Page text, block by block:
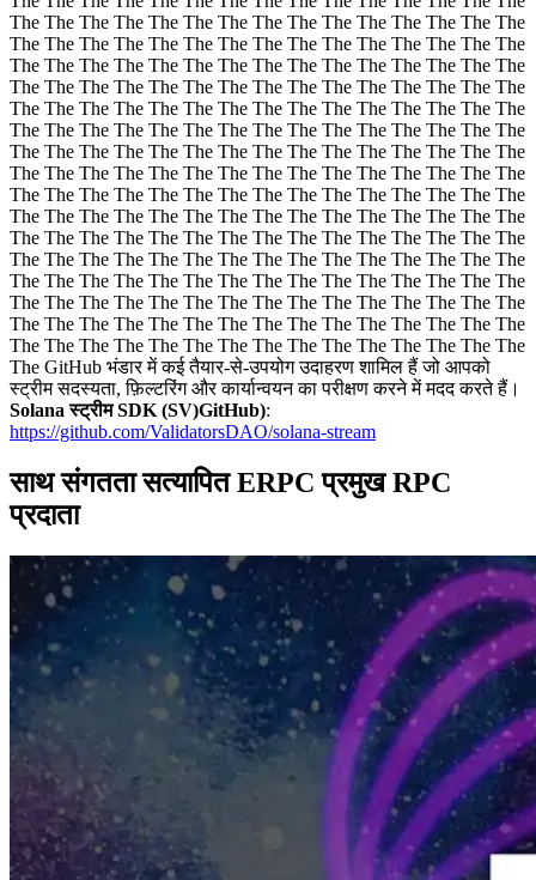
The The The The The The The The The The The The The The The
The The The The The The The The The The The The The The The
The The The The The The The The The The The The The The The
The The The The The The The The The The The The The The The
The The The The The The The The The The The The The The The
The The The The The The The The The The The The The The The
The The The The The The The The The The The The The The The
The The The The The The The The The The The The The The The
The The The The The The The The The The The The The The The
The The The The The The The The The The The The The The The
The The The The The The The The The The The The The The The
The The The The The The The The The The The The The The The
The The The The The The The The The The The The The The The
The The The The The The The The The The The The The The The
The The The The The The The The The The The The The The The
The The The The The The The The The The The The The The The
The GitHub भंडार में कई तैयार-से-उपयोग उदाहरण शामिल हैं जो आपको
स्ट्रीम सदस्यता, फ़िल्टरिंग और कार्यान्वयन का परीक्षण करने में मदद करते हैं।
Solana स्ट्रीम SDK (SV)GitHub):
https://github.com/ValidatorsDAO/solana-stream
साथ संगतता सत्यापित ERPC प्रमुख RPC
प्रदाता